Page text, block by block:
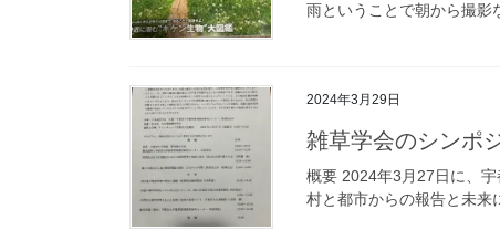
雨ということで朝から撮
2024年3月29日
雑草学会のシンポ
概要 2024年3⽉27⽇に、
村と都市からの報告と未